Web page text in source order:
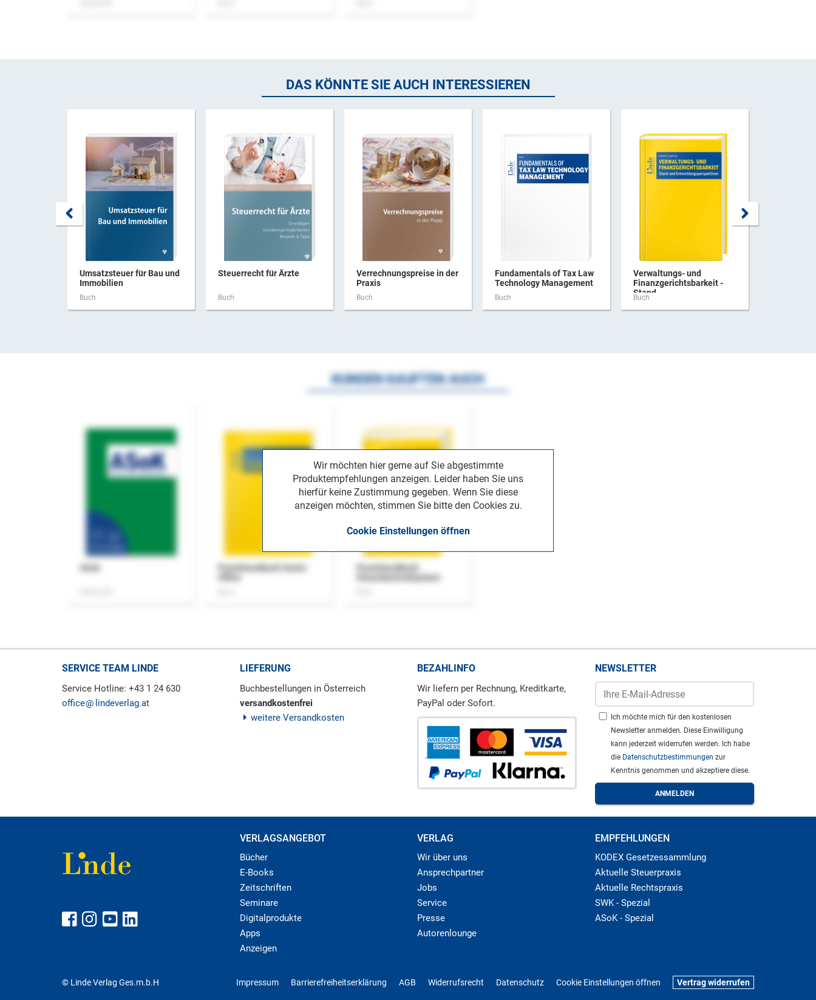
DAS KÖNNTE SIE AUCH INTERESSIEREN
Umsatzsteuer für Bau und
Immobilien
Buch
Steuerrecht für Ärzte
Buch
Verrechnungspreise in der
Praxis
Buch
Fundamentals of Tax Law
Technology Management
Buch
Verwaltungs- und
Finanzgerichtsbarkeit -
Stand ...
Buch
Wir möchten hier gerne auf Sie abgestimmte
Produktempfehlungen anzeigen. Leider haben Sie uns
hierfür keine Zustimmung gegeben. Wenn Sie diese
anzeigen möchten, stimmen Sie bitte den Cookies zu.
Cookie Einstellungen öffnen
KUNDEN KAUFTEN AUCH
Praxishandbuch Home-
Praxishandbuch
SERVICE TEAM LINDE
Service Hotline: +43 1 24 630
office
lindeverlag.at
LIEFERUNG
Buchbestellungen in Österreich
versandkostenfrei
weitere Versandkosten
BEZAHLINFO
Wir liefern per Rechnung, Kreditkarte,
PayPal oder Sofort.
NEWSLETTER
Ich möchte mich für den kostenlosen
Newsletter anmelden. Diese Einwilligung
kann jederzeit widerrufen werden. Ich habe
die Datenschutzbestimmungen zur
Kenntnis genommen und akzeptiere diese.
VERLAGSANGEBOT
Bücher
E-Books
Zeitschriften
Seminare
Digitalprodukte
Apps
Anzeigen
VERLAG
Wir über uns
Ansprechpartner
Jobs
Service
Presse
Autorenlounge
EMPFEHLUNGEN
KODEX Gesetzessammlung
Aktuelle Steuerpraxis
Aktuelle Rechtspraxis
SWK - Spezial
ASoK - Spezial
© Linde Verlag Ges.m.b.H Impressum Barrierefreiheitserklärung AGB Widerrufsrecht Datenschutz Cookie Einstellungen öffnen Vertrag widerrufen